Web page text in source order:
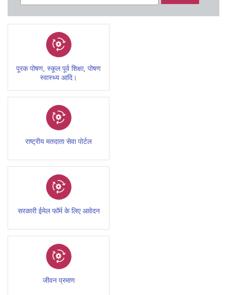
पूरक पोषण, स्कूल पूर्व शिक्षा, पोषण
स्वास्थ्य आदि।
राष्ट्रीय मतदाता सेवा पोर्टल
सरकारी ईमेल फॉर्म के लिए आवेदन
जीवन प्रमाण